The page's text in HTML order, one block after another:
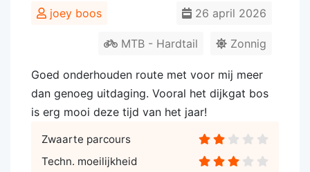
joey boos 26 april 2026
Zonnig
MTB - Hardtail
Goed onderhouden route met voor mij meer
dan genoeg uitdaging. Vooral het dijkgat bos
is erg mooi deze tijd van het jaar!
Zwaarte parcours
Techn. moeilijkheid